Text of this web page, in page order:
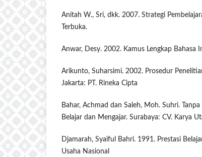
Anitah W., Sri, dkk. 2007. Strategi
Terbuka.
Anwar, Desy. 2002. Kamus Lengkap Bahasa
Arikunto, Suharsimi. 2002. Prosedur
Jakarta: PT. Rineka Cipta
Bahar, Achmad dan Saleh, Moh. Suhri.
Belajar dan Mengajar. Surabaya: CV. Karya
Djamarah, Syaiful Bahri. 1991. Prestasi
Usaha Nasional